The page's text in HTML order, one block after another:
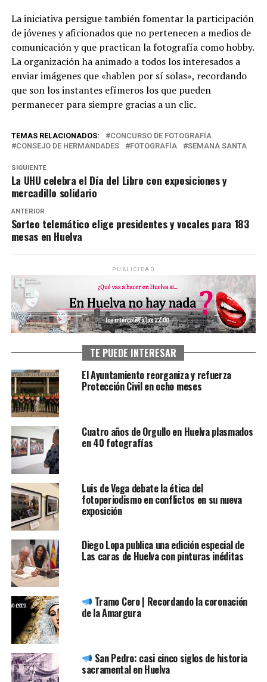
La iniciativa persigue también fomentar la participación
de jóvenes y aficionados que no pertenecen a medios de
comunicación y que practican la fotografía como hobby.
La organización ha animado a todos los interesados a
enviar imágenes que «hablen por sí solas», recordando
que son los instantes efímeros los que pueden
permanecer para siempre gracias a un clic.
TEMAS RELACIONADOS:
CONCURSO DE FOTOGRAFÍA
CONSEJO DE HERMANDADES
FOTOGRAFÍA SEMANA SANTA
SIGUIENTE
La UHU celebra el Día del Libro con exposiciones y
mercadillo solidario
ANTERIOR
Sorteo telemático elige presidentes y vocales para 183
mesas en Huelva
PUBLICIDAD
TE PUEDE INTERESAR
El Ayuntamiento reorganiza y refuerza
Protección Civil en ocho meses
Cuatro años de Orgullo en Huelva plasmados
en 40 fotografías
Luis de Vega debate la ética del
fotoperiodismo en conflictos en su nueva
exposición
Diego Lopa publica una edición especial de
Las caras de Huelva con pinturas inéditas
Tramo Cero | Recordando la coronación
de la Amargura
San Pedro: casi cinco siglos de historia
sacramental en Huelva